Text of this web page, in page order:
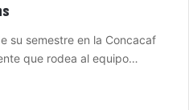
su semestre en la Concacaf
que rodea al equipo…